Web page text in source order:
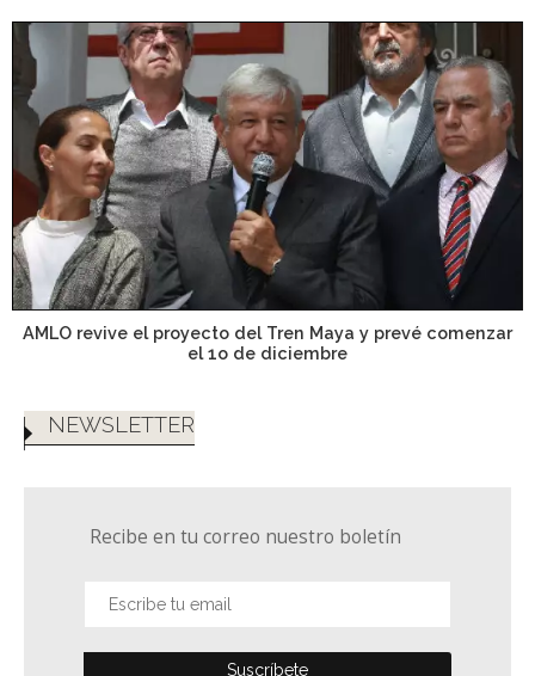
AMLO revive el proyecto del Tren Maya y prevé comenzar
el 1o de diciembre
NEWSLETTER
Recibe en tu correo nuestro boletín